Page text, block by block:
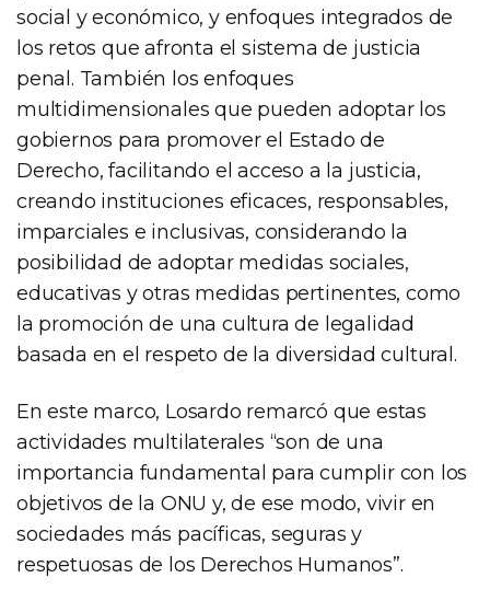
social y económico, y enfoques integrados de
los retos que afronta el sistema de justicia
penal. También los enfoques
multidimensionales que pueden adoptar los
gobiernos para promover el Estado de
Derecho, facilitando el acceso a la justicia,
creando instituciones eficaces, responsables,
imparciales e inclusivas, considerando la
posibilidad de adoptar medidas sociales,
educativas y otras medidas pertinentes, como
la promoción de una cultura de legalidad
basada en el respeto de la diversidad cultural.
En este marco, Losardo remarcó que estas
actividades multilaterales “son de una
importancia fundamental para cumplir con los
objetivos de la ONU y, de ese modo, vivir en
sociedades más pacíficas, seguras y
respetuosas de los Derechos Humanos”.